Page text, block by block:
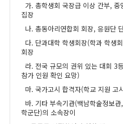
가. 총학생회 국장급 이상 간부, 중
집장
나. 총동아리연합회 회장, 응원단
다. 단과대학 학생회장(학과 학생
회장
라. 전국 규모의 권위 있는 대회 3
참가 인원 확인 요망)
마. 국가고시 합격자(학교 지원 고
바. 기타 부속기관(백남학술정보
학군단)의 소속장이